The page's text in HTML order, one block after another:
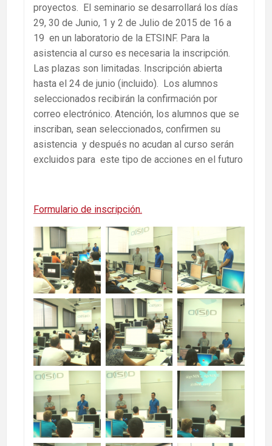
proyectos. El seminario se desarrollará los días
29, 30 de Junio, 1 y 2 de Julio de 2015 de 16 a
19 en un laboratorio de la ETSINF. Para la
asistencia al curso es necesaria la inscripción.
Las plazas son limitadas. Inscripción abierta
hasta el 24 de junio (incluido). Los alumnos
seleccionados recibirán la confirmación por
correo electrónico. Atención, los alumnos que se
inscriban, sean seleccionados, confirmen su
asistencia y después no acudan al curso serán
excluidos para este tipo de acciones en el futuro
Formulario de inscripción.